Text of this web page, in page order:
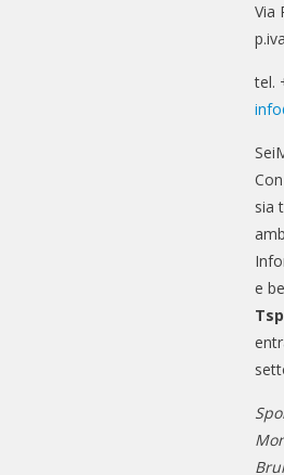
Via
tel.
Con
sia
e